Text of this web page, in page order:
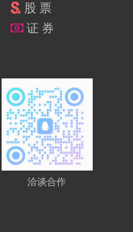
股 票
证 券
洽谈合作